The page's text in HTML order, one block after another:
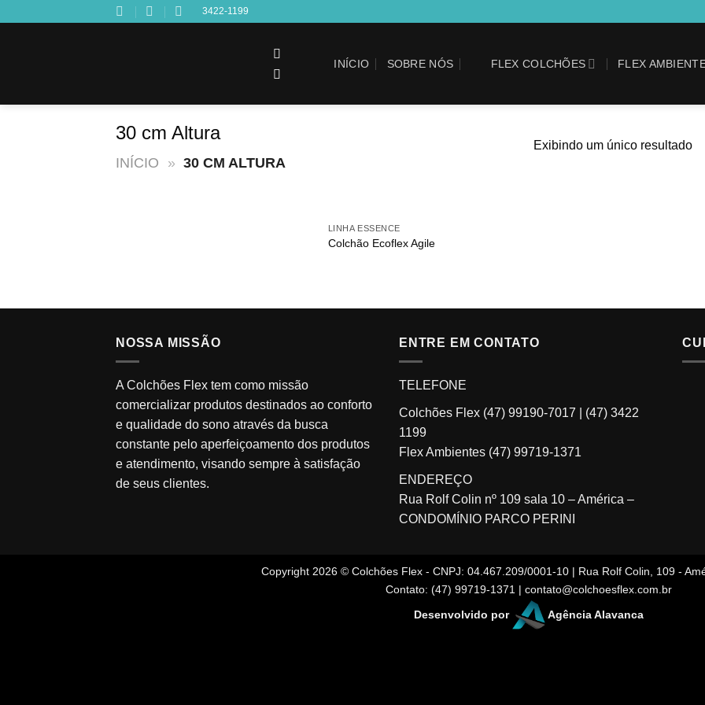
3422-1199
INÍCIO SOBRE NÓS FLEX COLCHÕES FLEX
30 cm Altura
INÍCIO » 30 CM ALTURA
Exibindo um único resultado
LINHA ESSENCE
Colchão Ecoflex Agile
NOSSA MISSÃO
A Colchões Flex tem como missão
comercializar produtos destinados ao conforto
e qualidade do sono através da busca
constante pelo aperfeiçoamento dos produtos
e atendimento, visando sempre à satisfação
de seus clientes.
ENTRE EM CONTATO
TELEFONE
Colchões Flex (47) 99190-7017
(47) 3422
1199
Flex Ambientes (47) 99719-1371
ENDEREÇO
Rua Rolf Colin nº 109 sala 10 – América –
CONDOMÍNIO PARCO PERINI
Copyright 2026 © Colchões Flex - CNPJ: 04.467.209/0001-10 | Rua Rolf Colin, 109 -
Contato: (47) 99719-1371 | contato@colchoesflex.com.br
Desenvolvido por
Agência Alavanca